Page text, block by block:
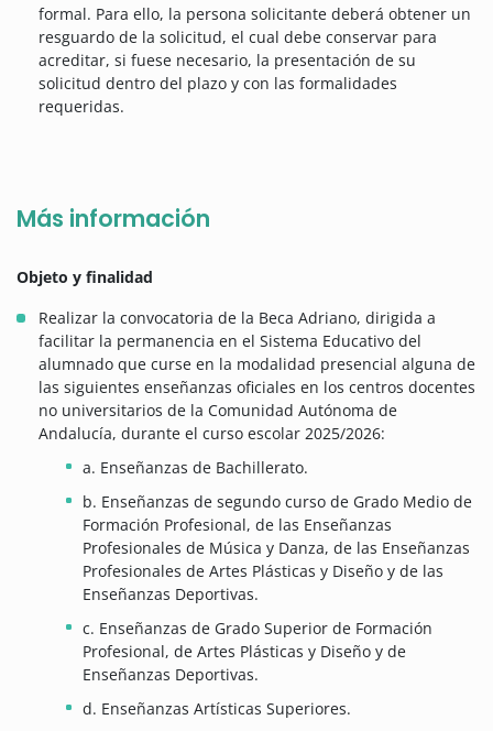
formal. Para ello, la persona solicitante deberá obtener un
resguardo de la solicitud, el cual debe conservar para
acreditar, si fuese necesario, la presentación de su
solicitud dentro del plazo y con las formalidades
requeridas.
Más información
Objeto y finalidad
Realizar la convocatoria de la Beca Adriano, dirigida a
facilitar la permanencia en el Sistema Educativo del
alumnado que curse en la modalidad presencial alguna de
las siguientes enseñanzas oficiales en los centros docentes
no universitarios de la Comunidad Autónoma de
Andalucía, durante el curso escolar 2025/2026:
a. Enseñanzas de Bachillerato.
b. Enseñanzas de segundo curso de Grado Medio de
Formación Profesional, de las Enseñanzas
Profesionales de Música y Danza, de las Enseñanzas
Profesionales de Artes Plásticas y Diseño y de las
Enseñanzas Deportivas.
c. Enseñanzas de Grado Superior de Formación
Profesional, de Artes Plásticas y Diseño y de
Enseñanzas Deportivas.
d. Enseñanzas Artísticas Superiores.